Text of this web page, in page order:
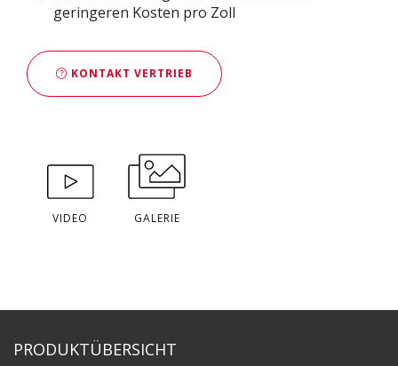
geringeren Kosten pro Zoll
KONTAKT VERTRIEB
VIDEO GALERIE
PRODUKTÜBERSICHT